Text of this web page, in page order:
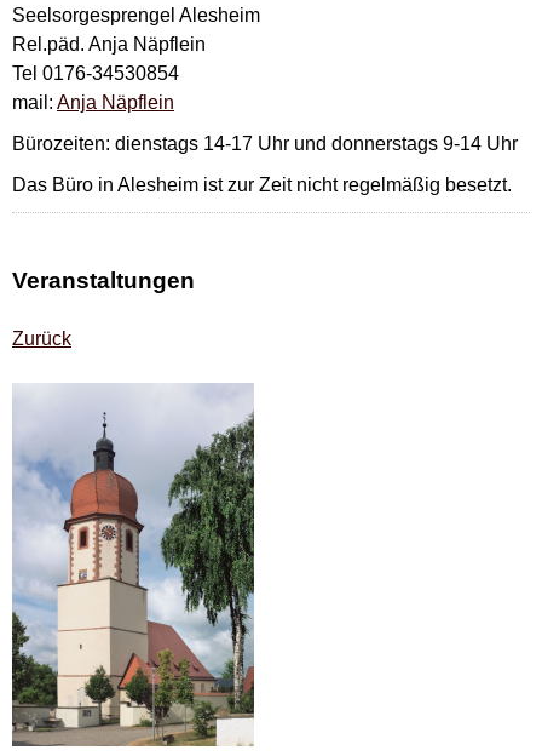
Seelsorgesprengel Alesheim
Rel.päd. Anja Näpflein
Tel 0176-34530854
mail: Anja Näpflein
Bürozeiten: dienstags 14-17 Uhr und donnerstags 9-14 Uhr
Das Büro in Alesheim ist zur Zeit nicht regelmäßig besetzt.
Veranstaltungen
Zurück